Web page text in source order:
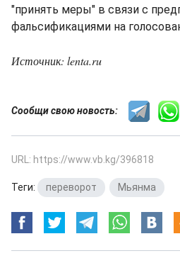
"принять меры" в связи с
фальсификациями на
Источник: lenta.ru
Сообщи свою новость:
URL: https://www.vb.kg/396818
Теги: переворот Мьянма